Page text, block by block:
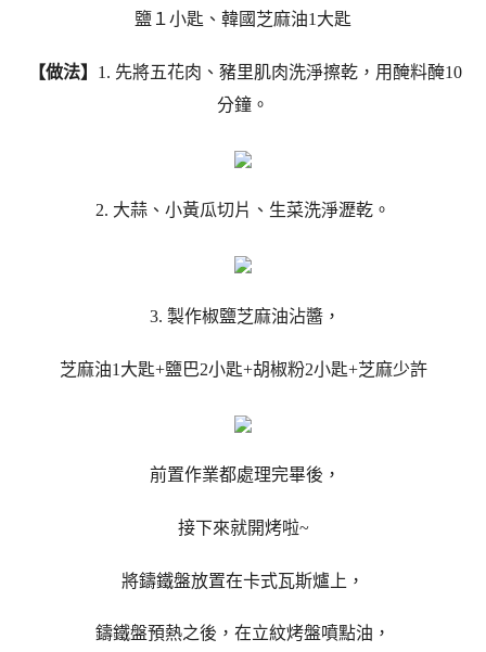
鹽１小匙、韓國芝麻油1大匙
【做法】 1. 先將五花肉、豬里肌肉洗淨擦乾，用醃料醃10
分鐘。
2. 大蒜、小黃瓜切片、生菜洗淨瀝乾。
3. 製作椒鹽芝麻油沾醬，
芝麻油1大匙+鹽巴2小匙+胡椒粉2小匙+芝麻少許
前置作業都處理完畢後，
接下來就開烤啦~
將鑄鐵盤放置在卡式瓦斯爐上，
鑄鐵盤預熱之後，在立紋烤盤噴點油，